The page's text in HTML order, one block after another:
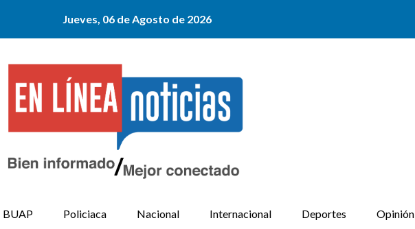
Jueves, 06 de Agosto de 2026
BUAP Policiaca Nacional Internacional Deportes Opinión